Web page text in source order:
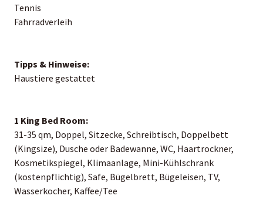
Tennis
Fahrradverleih
Tipps & Hinweise:
Haustiere gestattet
1 King Bed Room:
31-35 qm, Doppel, Sitzecke, Schreibtisch, Doppelbett
(Kingsize), Dusche oder Badewanne, WC, Haartrockner,
Kosmetikspiegel, Klimaanlage, Mini-Kühlschrank
(kostenpflichtig), Safe, Bügelbrett, Bügeleisen, TV,
Wasserkocher, Kaffee/Tee